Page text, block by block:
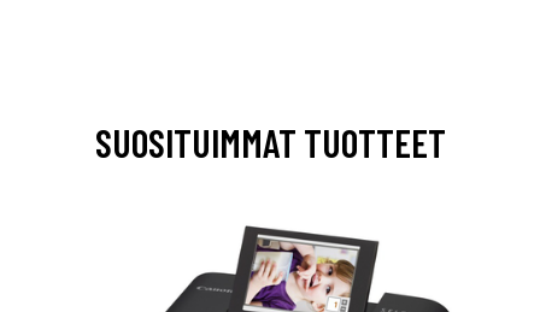
SUOSITUIMMAT TUOTTEET